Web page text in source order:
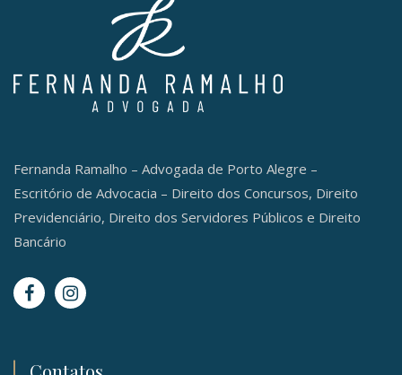
Fernanda Ramalho – Advogada de Porto Alegre –
Escritório de Advocacia – Direito dos Concursos, Direito
Previdenciário, Direito dos Servidores Públicos e Direito
Bancário